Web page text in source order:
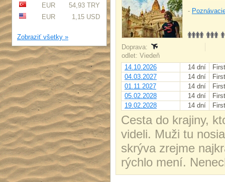
EUR
54,93 TRY
EUR
1,15 USD
Zobraziť všetky »
-
Doprava:
odlet: Viedeň
14.10.2026
14 dní
04.03.2027
14 dní
01.11.2027
14 dní
05.02.2028
14 dní
19.02.2028
14 dní
Cesta do krajiny,
videli. Muži tu
skrýva zrejme
rýchlo mení.